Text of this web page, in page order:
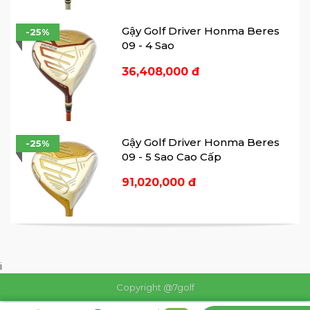
Để tối ưu hóa hiệu suất lực nảy của mặt
gậy, Honma tạo hình khu vực impact gần
Gậy Golf Driver Honma Beres
09 - 4 Sao
36,408,000 đ
-25%
Gậy Golf Driver Honma Beres
09 - 5 Sao Cao Cấp
91,020,000 đ
-25%
i
Copyright @7golf